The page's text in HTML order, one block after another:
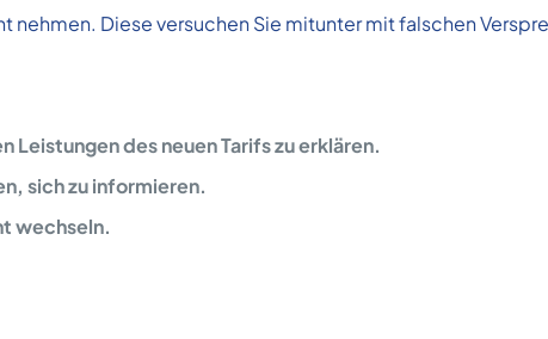
nehmen. Diese versuchen Sie mitunter mit falschen
des neuen Tarifs zu erklären.
sich zu informieren.
wechseln.